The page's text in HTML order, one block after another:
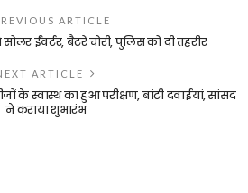
ARTICLE
ईंवर्टर, बैटरें चोरी, पुलिस को दी तहरीर
ARTICLE
के स्वास्थ का हुआ परीक्षण, बांटी दवाईयां, सांसद
ने कराया शुभारंभ